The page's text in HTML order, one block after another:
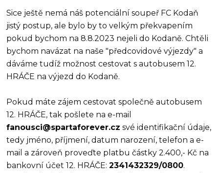
Sice ještě nemá náš potenciální soupeř FC Kodaň
jistý postup, ale bylo by to velkým překvapením
pokud bychom na 8.8.2023 nejeli do Kodaně. Chtěli
bychom navázat na naše "předcovidové výjezdy" a
dáváme tudíž možnost cestovat s autobusem 12.
HRÁČE na výjezd do Kodaně.
Pokud máte zájem cestovat společně autobusem
12. HRÁČE, tak pošlete na e-mail
fanousci@spartaforever.cz své identifikační údaje,
tedy jméno, příjmení, datum narození, telefon a e-
mail a zároveň proveďte platbu částky 2.400,- Kč na
bankovní účet 12. HRÁČE:2341432329/0800.